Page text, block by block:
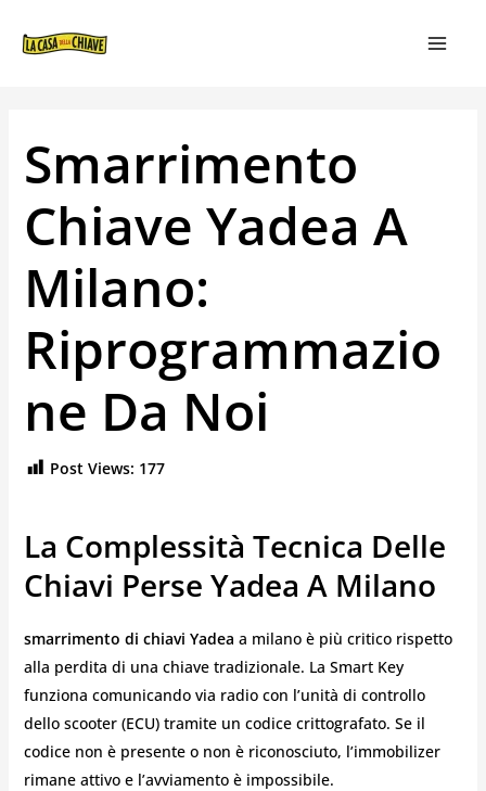
Smarrimento
Chiave Yadea A
Milano:
Riprogrammazio
Ne Da Noi
Post Views: 177
La Complessità Tecnica Delle
Chiavi Perse Yadea A Milano
smarrimento di chiavi Yadea a milano è più critico rispetto
alla perdita di una chiave tradizionale. La Smart Key
funziona comunicando via radio con l’unità di controllo
dello scooter (ECU) tramite un codice crittografato. Se il
codice non è presente o non è riconosciuto, l’immobilizer
rimane attivo e l’avviamento è impossibile.
ARTICOLI